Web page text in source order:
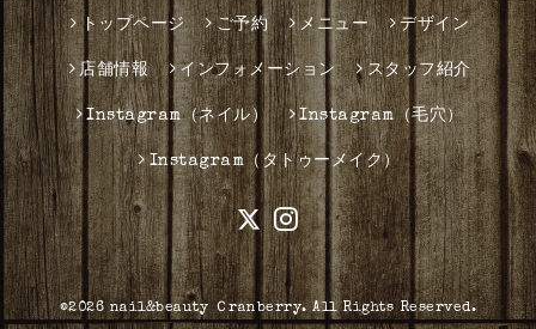
トップページ ご予約 メニュー デザイン
店舗情報 インフォメーション スタッフ紹介
Instagram（ネイル） Instagram（毛穴）
Instagram（タトゥーメイク）
©2026 nail&beauty Ｃranberry. All Rights Reserved.